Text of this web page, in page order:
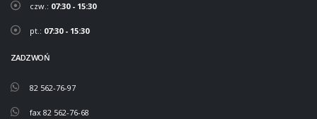
czw.: 07:30 - 15:30
pt.: 07:30 - 15:30
ZADZWOŃ
82 562-76-97
fax 82 562-76-68